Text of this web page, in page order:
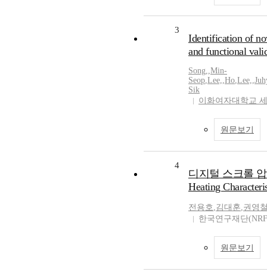
3
Identification of
and functional
Song,,Min-
Seop,Lee,,Ho,Lee,,
Sik
이화여자대학교
원문보기
4
디지털 스크롤
Heating
전용호,김대훈,권영
한국연구재단
원문보기